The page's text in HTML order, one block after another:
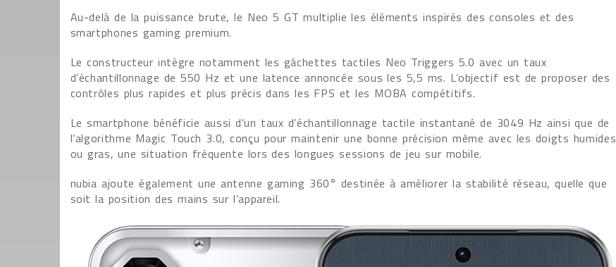
Au-delà de la puissance brute, le Neo 5 GT multiplie les éléments inspirés des consoles et des
smartphones gaming premium.
Le constructeur intègre notamment les gâchettes tactiles Neo Triggers 5.0 avec un taux
d’échantillonnage de 550 Hz et une latence annoncée sous les 5,5 ms. L’objectif est de proposer des
contrôles plus rapides et plus précis dans les FPS et les MOBA compétitifs.
Le smartphone bénéficie aussi d’un taux d’échantillonnage tactile instantané de 3049 Hz ainsi que de
l’algorithme Magic Touch 3.0, conçu pour maintenir une bonne précision même avec les doigts humides
ou gras, une situation fréquente lors des longues sessions de jeu sur mobile.
nubia ajoute également une antenne gaming 360° destinée à améliorer la stabilité réseau, quelle que
soit la position des mains sur l’appareil.